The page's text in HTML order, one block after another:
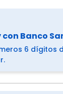
con Banco
6 dígitos